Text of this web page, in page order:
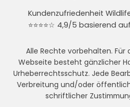
Kundenzufriedenheit
⭐⭐⭐⭐☆ 4,9/5 basierend
Alle Rechte vorbehalten. Für
Webseite besteht gänzlicher
Urheberrechtsschutz. Jede
Verbreitung und/oder
schriftlicher